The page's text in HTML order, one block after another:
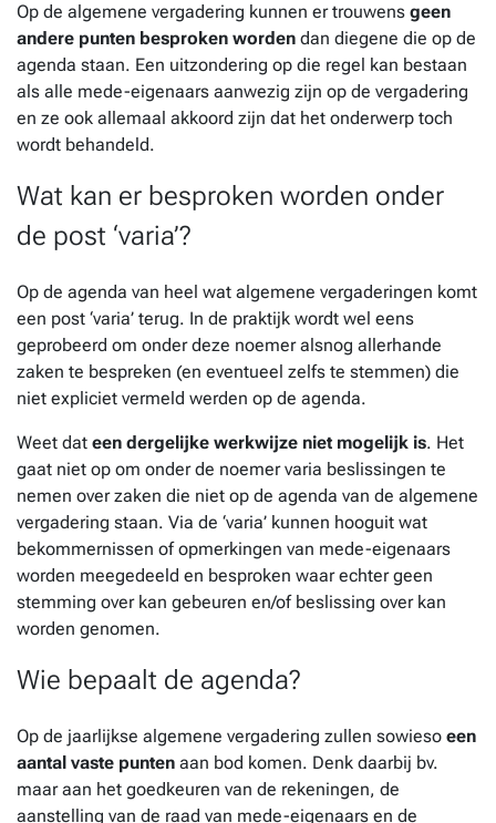
Op de algemene vergadering kunnen er trouwens geen
andere punten besproken worden dan diegene die op de
agenda staan. Een uitzondering op die regel kan bestaan
als alle mede-eigenaars aanwezig zijn op de vergadering
en ze ook allemaal akkoord zijn dat het onderwerp toch
wordt behandeld.
Wat kan er besproken worden onder
de post ‘varia’?
Op de agenda van heel wat algemene vergaderingen komt
een post ‘varia’ terug. In de praktijk wordt wel eens
geprobeerd om onder deze noemer alsnog allerhande
zaken te bespreken (en eventueel zelfs te stemmen) die
niet expliciet vermeld werden op de agenda.
Weet dat een dergelijke werkwijze niet mogelijk is. Het
gaat niet op om onder de noemer varia beslissingen te
nemen over zaken die niet op de agenda van de algemene
vergadering staan. Via de ‘varia’ kunnen hooguit wat
bekommernissen of opmerkingen van mede-eigenaars
worden meegedeeld en besproken waar echter geen
stemming over kan gebeuren en/of beslissing over kan
worden genomen.
Wie bepaalt de agenda?
Op de jaarlijkse algemene vergadering zullen sowieso een
aantal vaste punten aan bod komen. Denk daarbij bv.
maar aan het goedkeuren van de rekeningen, de
aanstelling van de raad van mede-eigenaars en de